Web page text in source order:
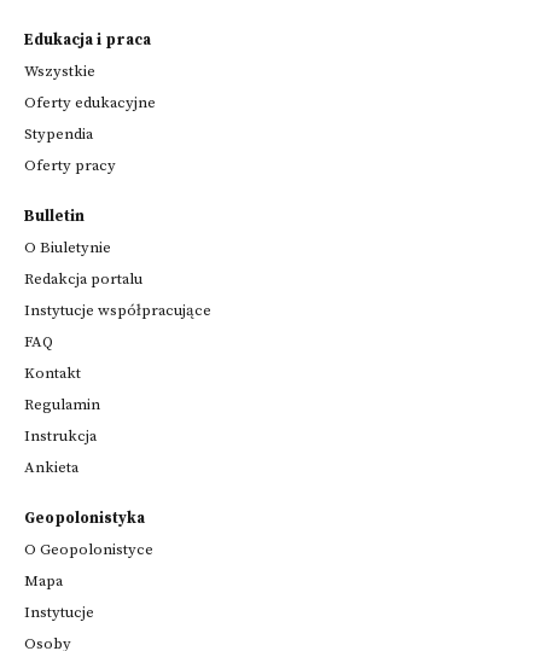
Edukacja i praca
Wszystkie
Oferty edukacyjne
Stypendia
Oferty pracy
Bulletin
O Biuletynie
Redakcja portalu
Instytucje współpracujące
FAQ
Kontakt
Regulamin
Instrukcja
Ankieta
Geopolonistyka
O Geopolonistyce
Mapa
Instytucje
Osoby